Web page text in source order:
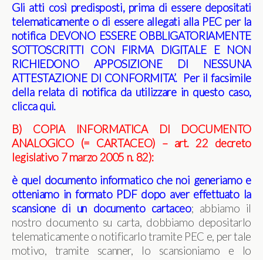
Gli atti così predisposti, prima di essere depositati
telematicamente o di essere allegati alla PEC per la
notifica DEVONO ESSERE OBBLIGATORIAMENTE
SOTTOSCRITTI CON FIRMA DIGITALE E NON
RICHIEDONO APPOSIZIONE DI NESSUNA
ATTESTAZIONE DI CONFORMITA’. Per il facsimile
della relata di notifica da utilizzare in questo caso,
clicca qui.
B) COPIA INFORMATICA DI DOCUMENTO
ANALOGICO (= CARTACEO) – art. 22 decreto
legislativo 7 marzo 2005 n. 82):
è quel documento informatico che noi generiamo e
otteniamo in formato PDF dopo aver effettuato la
scansione di un documento cartaceo; abbiamo il
nostro documento su carta, dobbiamo depositarlo
telematicamente o notificarlo tramite PEC e, per tale
motivo, tramite scanner, lo scansioniamo e lo